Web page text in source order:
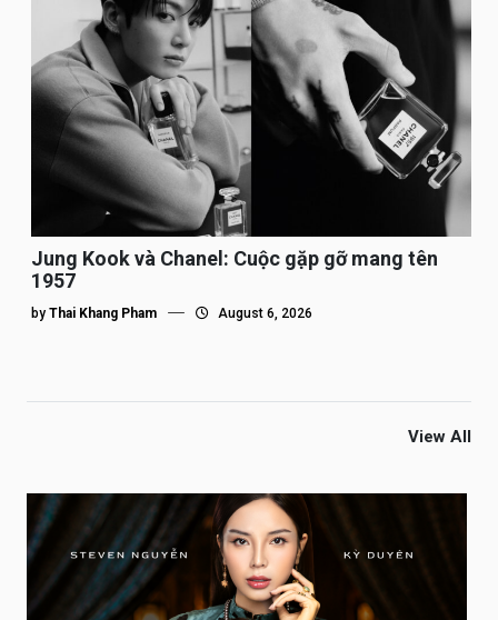
Jung Kook và Chanel: Cuộc gặp gỡ mang tên
1957
by Thai Khang Pham August 6, 2026
View All